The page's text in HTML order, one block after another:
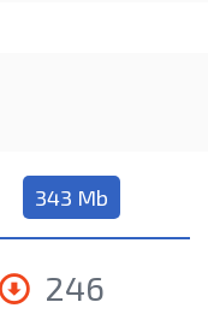
343 Mb
246